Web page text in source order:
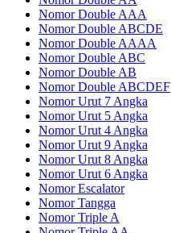
Nomor Double AAA
Nomor Double ABCDE
Nomor Double AAAA
Nomor Double ABC
Nomor Double AB
Nomor Double ABCDEF
Nomor Urut 7 Angka
Nomor Urut 5 Angka
Nomor Urut 4 Angka
Nomor Urut 9 Angka
Nomor Urut 8 Angka
Nomor Urut 6 Angka
Nomor Escalator
Nomor Tangga
Nomor Triple A